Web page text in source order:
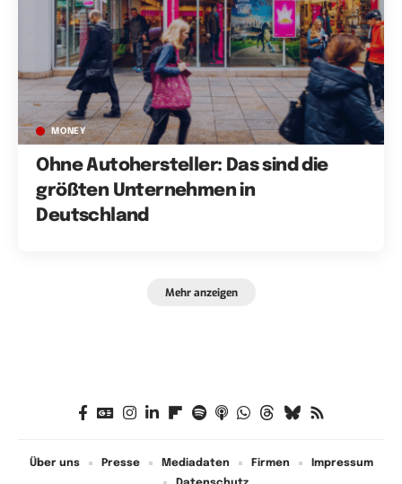
MONEY
Ohne Autohersteller: Das sind die
größten Unternehmen in
Deutschland
Mehr anzeigen
Über uns Presse Mediadaten Firmen
Impressum